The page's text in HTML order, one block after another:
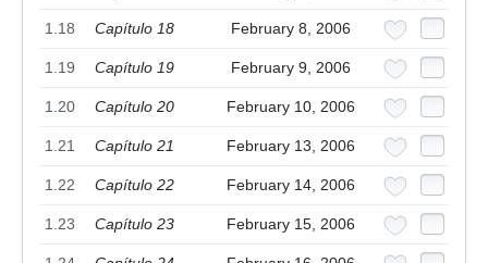
1.18 Capítulo 18 February 8, 2006
1.19 Capítulo 19 February 9, 2006
1.20 Capítulo 20 February 10, 2006
1.21 Capítulo 21 February 13, 2006
1.22 Capítulo 22 February 14, 2006
1.23 Capítulo 23 February 15, 2006